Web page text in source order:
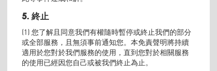
5. 終止
(1) 您了解且同意我們有權隨時暫停或終止我們的部分
或全部服務，且無須事前通知您。本免責聲明將持續
適用於您對於我們服務的使用，直到您對於相關服務
的使用已經因您自己或被我們終止為止。